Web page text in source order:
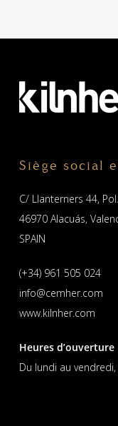
Siège social
C/ Llanterners 44,
46970 Alacuás,
SPAIN
(+34) 961 505 024
info@cemher.com
www.kilnher.com
Heures d’ouverture
Du lundi au